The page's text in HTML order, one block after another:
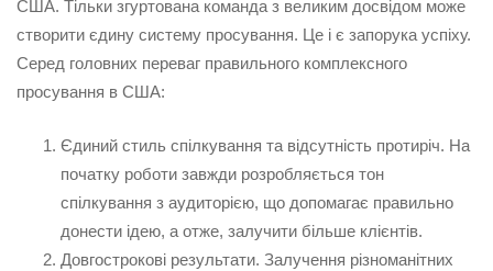
США. Тільки згуртована команда з великим досвідом може
створити єдину систему просування. Це і є запорука успіху.
Серед головних переваг правильного комплексного
просування в США:
Єдиний стиль спілкування та відсутність протиріч. На
початку роботи завжди розробляється тон
спілкування з аудиторією, що допомагає правильно
донести ідею, а отже, залучити більше клієнтів.
Довгострокові результати. Залучення різноманітних